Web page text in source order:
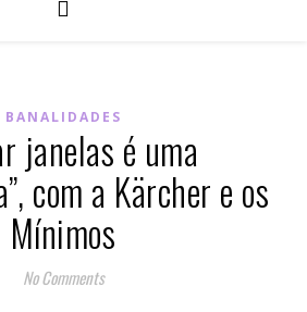
BANALIDADES
janelas é uma
com a Kärcher e os
Mínimos
No Comments